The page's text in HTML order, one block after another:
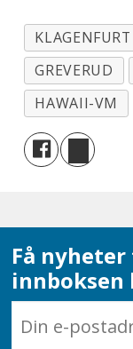
KLAGENFURT
GREVERUD
HAWAII-VM
Få
innboksen